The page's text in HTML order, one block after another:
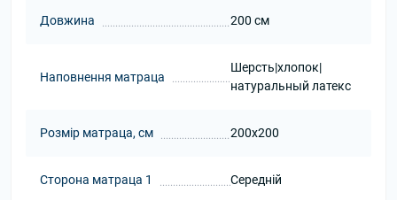
Довжина 200 см
Наповнення матраца
Шерсть|хлопок|
натуральный латекс
Розмір матраца, см 200х200
Сторона матраца 1 Середній